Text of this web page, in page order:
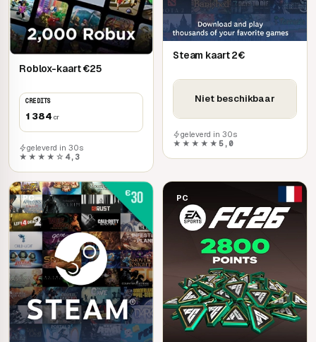
Roblox-kaart €25
CREDITS
1 384 cr
geleverd in 30s
★★★★☆ 4,3
Steam kaart 2€
Niet beschikbaar
geleverd in 30s
★★★★★ 5,0
PC PC